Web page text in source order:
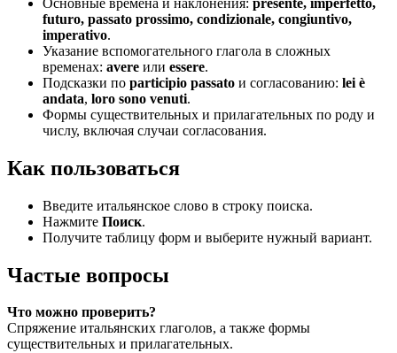
futuro, passato prossimo, condizionale, congiuntivo,
imperativo.
Указание вспомогательного глагола в сложных
временах: avere или essere.
Подсказки по participio passato и согласованию: lei è
andata, loro sono venuti.
Формы существительных и прилагательных по роду и
числу, включая случаи согласования.
Как пользоваться
Введите итальянское слово в строку поиска.
Нажмите Поиск.
Получите таблицу форм и выберите нужный вариант.
Частые вопросы
Что можно проверить?
Спряжение итальянских глаголов, а также формы
существительных и прилагательных.